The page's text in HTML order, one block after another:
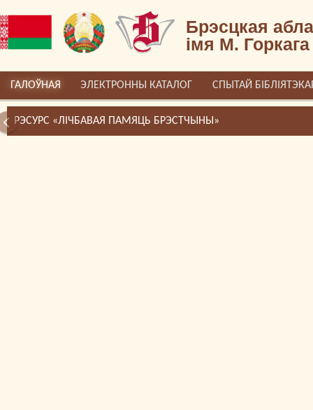
Брэсцкая
імя М. Горкага
ГАЛОЎНАЯ ЭЛЕКТРОННЫ КАТАЛОГ СПЫТАЙ
РЭСУРС «ЛІЧБАВАЯ ПАМЯЦЬ БРЭСТЧЫНЫ»